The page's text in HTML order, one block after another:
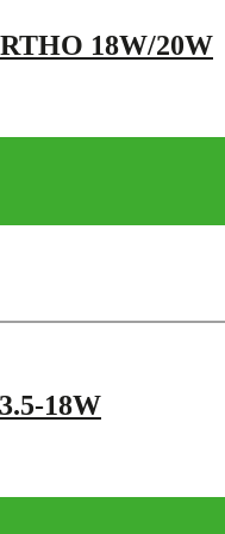
18W/20W
18W